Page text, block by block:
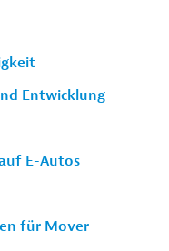
Entwicklung
E-Autos
für Mover